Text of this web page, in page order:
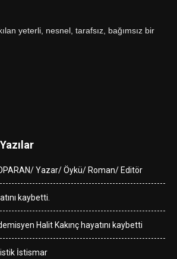
yeterli, nesnel, tarafsız, bağımsız bir
Yazar/ Öykü/ Roman/ Editör
kaybetti.
Halit Kakınç hayatını kaybetti
İstismar